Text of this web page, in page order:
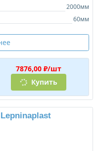
2000мм
60мм
7876,00 ₽/шт
Купить